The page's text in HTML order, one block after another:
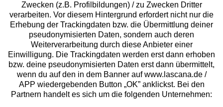
Beratung
Über uns
Rechtliches
Zwecken (z.B. Profilbildungen) / zu Zwecken Dritter
verarbeiten. Vor diesem Hintergrund erfordert nicht nur die
Erhebung der Trackingdaten bzw. die Übermittlung deiner
pseudonymisierten Daten, sondern auch deren
Weiterverarbeitung durch diese Anbieter einer
Einwilligung. Die Trackingdaten werden erst dann erhoben
bzw. deine pseudonymisierten Daten erst dann übermittelt,
wenn du auf den in dem Banner auf www.lascana.de /
APP wiedergebenden Button „OK” anklickst. Bei den
Partnern handelt es sich um die folgenden Unternehmen: